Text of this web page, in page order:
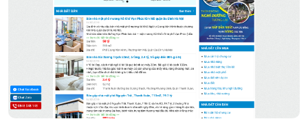
Bất Động Sản